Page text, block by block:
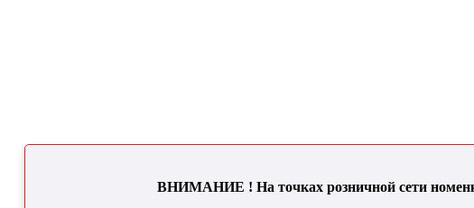
ВНИМАНИЕ ! На точках розничной сети